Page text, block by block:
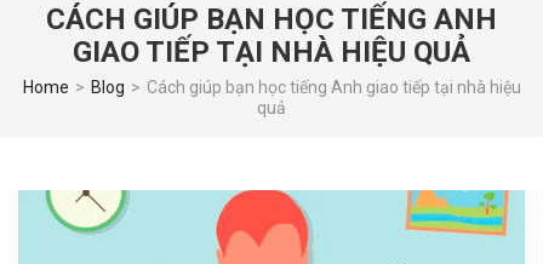
CÁCH GIÚP BẠN HỌC TIẾNG ANH
GIAO TIẾP TẠI NHÀ HIỆU QUẢ
Home > Blog > Cách giúp bạn học tiếng Anh giao tiếp tại nhà hiệu
quả